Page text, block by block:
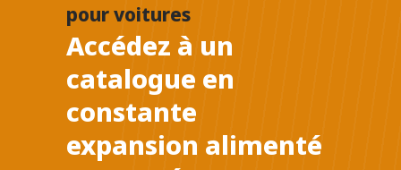
pour voitures
Accédez à un
catalogue en
constante
expansion alimenté